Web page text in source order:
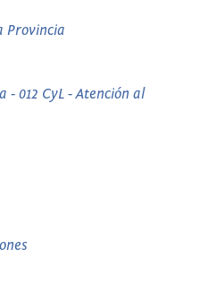
Provincia
- 012 CyL - Atención al